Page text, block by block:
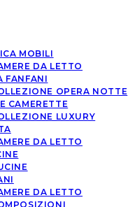
MOBILI
DA LETTO
FANFANI
OPERA NOTTE
CAMERETTE
LUXURY
DA LETTO
DA LETTO